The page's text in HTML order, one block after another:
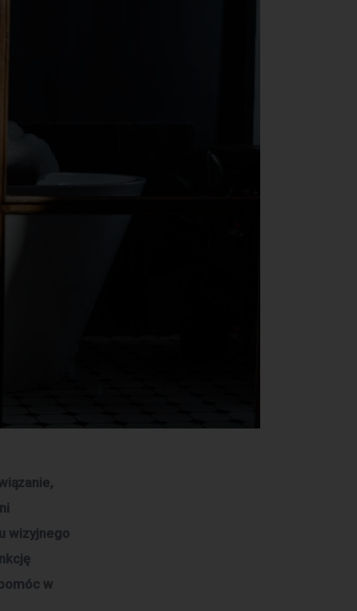
wizyjnego
w